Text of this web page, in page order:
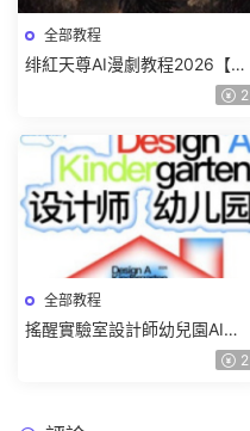
全部教程
绯紅天尊AI漫劇教程2026【畫
2
全部教程
搖醒實驗室設計師幼兒園AI軟
件基礎課2025【畫質不錯有素
2